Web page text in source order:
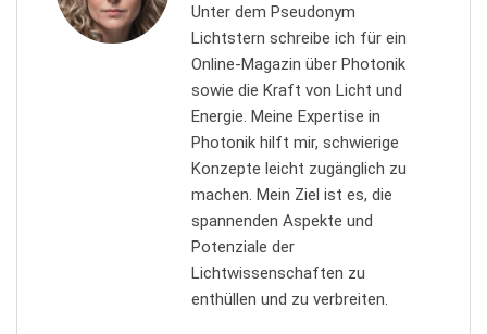
Unter dem Pseudonym
Lichtstern schreibe ich für ein
Online-Magazin über Photonik
sowie die Kraft von Licht und
Energie. Meine Expertise in
Photonik hilft mir, schwierige
Konzepte leicht zugänglich zu
machen. Mein Ziel ist es, die
spannenden Aspekte und
Potenziale der
Lichtwissenschaften zu
enthüllen und zu verbreiten.